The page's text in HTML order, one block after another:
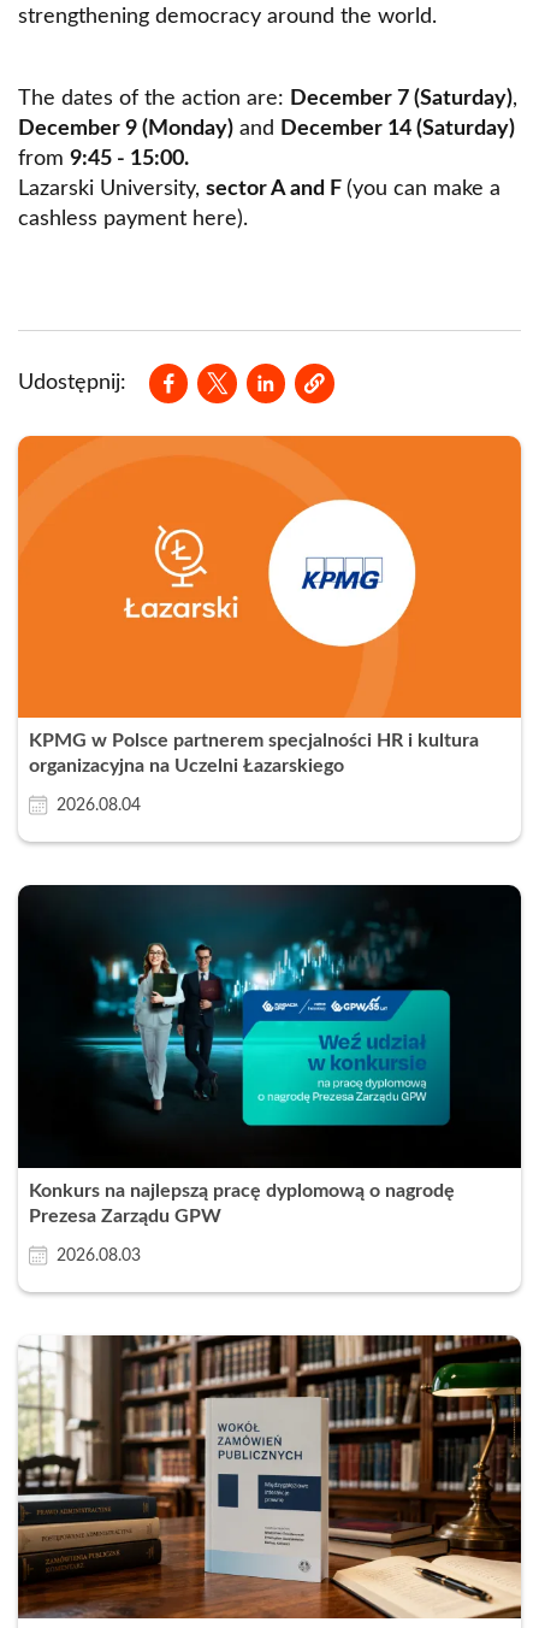
strengthening democracy around the world.
The dates of the action are: December 7 (Saturday),
December 9 (Monday) and December 14 (Saturday)
from 9:45 - 15:00.
Lazarski University, sector A and F (you can make a
cashless payment here).
Udostępnij:
Opens in a new window
Opens in a new window
Opens in a new window
KPMG w Polsce partnerem specjalności HR i kultura
organizacyjna na Uczelni Łazarskiego
2026.08.04
Konkurs na najlepszą pracę dyplomową o nagrodę
Prezesa Zarządu GPW
2026.08.03